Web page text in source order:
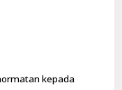
kepada